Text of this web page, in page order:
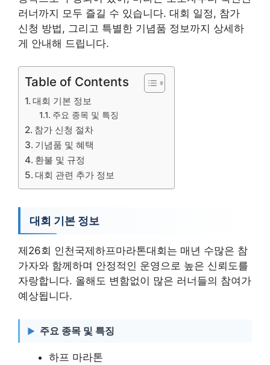
러너까지 모두 즐길 수 있습니다. 대회 일정, 참가
신청 방법, 그리고 특별한 기념품 정보까지 상세하
게 안내해 드립니다.
Table of Contents
대회 기본 정보
주요 종목 및 특징
참가 신청 절차
기념품 및 혜택
환불 및 규정
대회 관련 추가 정보
대회 기본 정보
제26회 인천국제하프마라톤대회는 매년 수많은 참
가자와 함께하며 안정적인 운영으로 높은 신뢰도를
자랑합니다. 올해도 변함없이 많은 러너들의 참여가
예상됩니다.
주요 종목 및 특징
하프 마라톤